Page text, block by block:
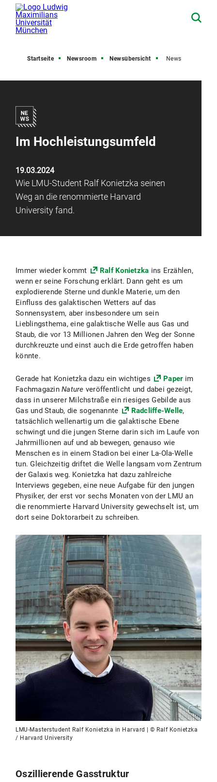
Startseite Newsroom Newsübersicht News
Im Hochleistungsumfeld
19.03.2024
Wie LMU-Student Ralf Konietzka seinen
Weg an die renommierte Harvard
University fand.
Immer wieder kommt Ralf Konietzka ins Erzählen,
wenn er seine Forschung erklärt. Dann geht es um
explodierende Sterne und dunkle Materie, um den
Einfluss des galaktischen Wetters auf das
Sonnensystem, aber insbesondere um sein
Lieblingsthema, eine galaktische Welle aus Gas und
Staub, die vor 13 Millionen Jahren den Weg der Sonne
durchkreuzte und einst auch die Erde getroffen haben
könnte.
Gerade hat Konietzka dazu ein wichtiges Paperim
Fachmagazin Nature veröffentlicht und dabei gezeigt,
dass in unserer Milchstraße ein riesiges Gebilde aus
Gas und Staub, die sogenannte
Radcliffe-Welle,
tatsächlich wellenartig um die galaktische Ebene
schwingt und die jungen Sterne darin sich im Laufe von
Jahrmillionen auf und ab bewegen, genauso wie
Menschen es in einem Stadion bei einer La-Ola-Welle
tun. Gleichzeitig driftet die Welle langsam vom Zentrum
der Galaxis weg. Konietzka hat dazu zahlreiche
Interviews gegeben, eine neue Aufgabe für den jungen
Physiker, der erst vor sechs Monaten von der LMU an
die renommierte Harvard University gewechselt ist, um
dort seine Doktorarbeit zu schreiben.
LMU-Masterstudent Ralf Konietzka in Harvard | © Ralf Konietzka
/ Harvard University
Oszillierende Gasstruktur